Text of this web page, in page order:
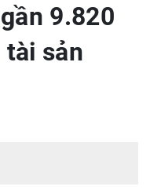
9.820
sản